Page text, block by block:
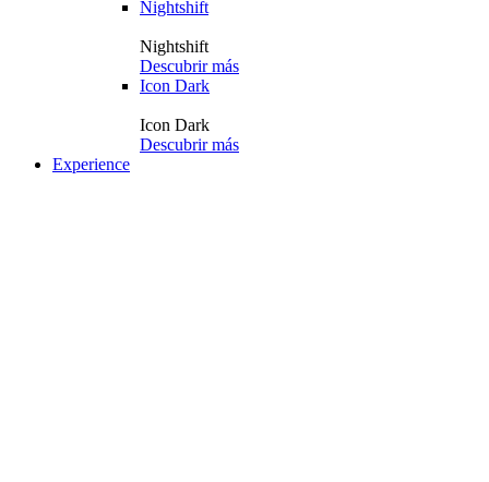
Nightshift
Nightshift
Descubrir más
Icon Dark
Icon Dark
Descubrir más
Experience